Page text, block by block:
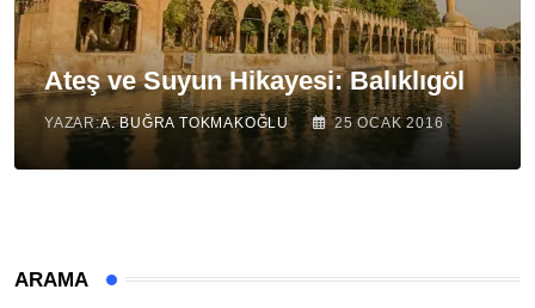
Ateş ve Suyun Hikayesi: Balıklıgöl
YAZAR:A. BUĞRA TOKMAKOĞLU 25 OCAK 2016
ARAMA